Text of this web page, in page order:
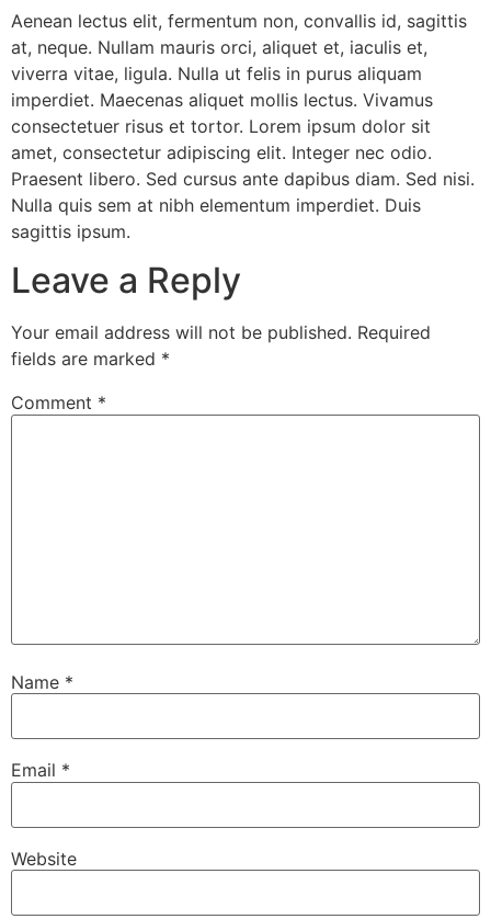
Aenean lectus elit, fermentum non, convallis id, sagittis
at, neque. Nullam mauris orci, aliquet et, iaculis et,
viverra vitae, ligula. Nulla ut felis in purus aliquam
imperdiet. Maecenas aliquet mollis lectus. Vivamus
consectetuer risus et tortor. Lorem ipsum dolor sit
amet, consectetur adipiscing elit. Integer nec odio.
Praesent libero. Sed cursus ante dapibus diam. Sed nisi.
Nulla quis sem at nibh elementum imperdiet. Duis
sagittis ipsum.
Leave a Reply
Your email address will not be published. Required
fields are marked *
Comment *
Name *
Email *
Website